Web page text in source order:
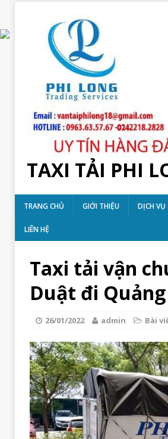
TAXI TẢI PHI
TRANG CHỦ GIỚI THIỆU DỊCH
LIÊN HỆ
Taxi tải vận
Duật đi
26/01/2022 admin Bài